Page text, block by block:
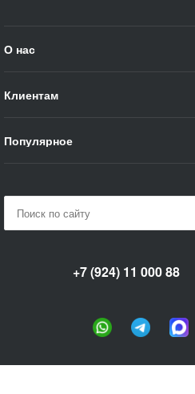
О нас
Клиентам
Популярное
+7 (924) 11 000 88